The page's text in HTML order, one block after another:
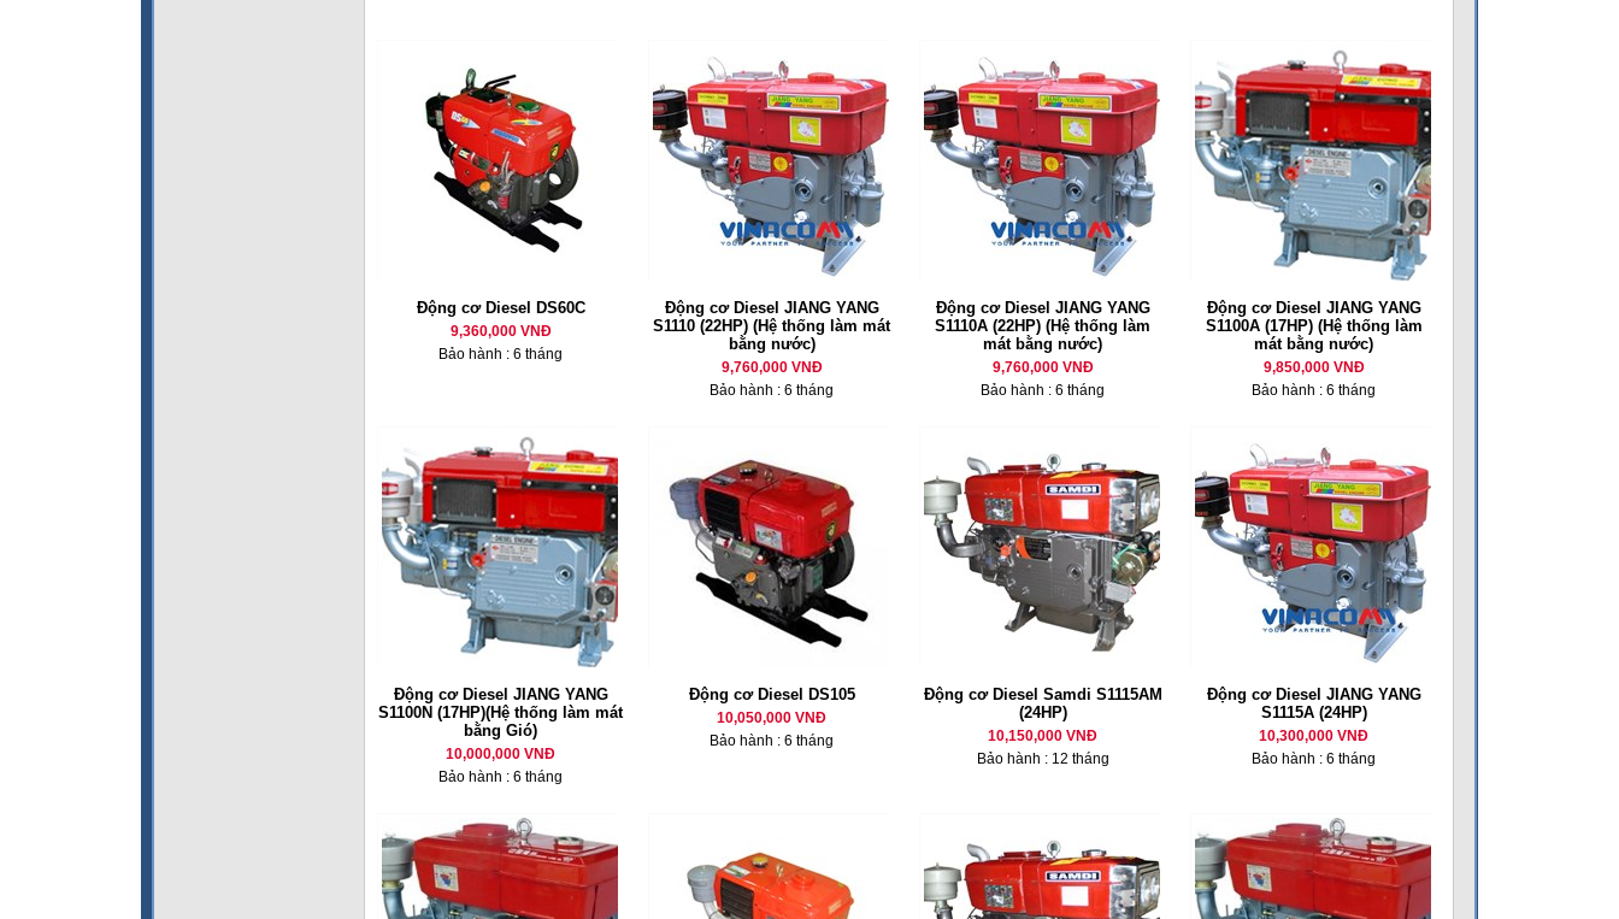
Động cơ Diesel DS60C
9,360,000 VNĐ
Bảo hành : 6 tháng
Động cơ Diesel JIANG YANG
S1110 (22HP) (Hệ thống làm mát
bằng nước)
9,760,000 VNĐ
Bảo hành : 6 tháng
Động cơ Diesel JIANG YANG
S1110A (22HP) (Hệ thống làm
mát bằng nước)
9,760,000 VNĐ
Bảo hành : 6 tháng
Động cơ Diesel JIANG YANG
S1100A (17HP) (Hệ thống làm
mát bằng nước)
9,850,000 VNĐ
Bảo hành : 6 tháng
Động cơ Diesel JIANG YANG
S1100N (17HP)(Hệ thống làm mát
bằng Gió)
10,000,000 VNĐ
Bảo hành : 6 tháng
Động cơ Diesel DS105
10,050,000 VNĐ
Bảo hành : 6 tháng
Động cơ Diesel Samdi S1115AM
(24HP)
10,150,000 VNĐ
Bảo hành : 12 tháng
Động cơ Diesel JIANG YANG
S1115A (24HP)
10,300,000 VNĐ
Bảo hành : 6 tháng